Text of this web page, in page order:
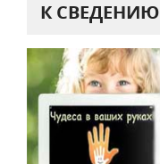
К СВЕДЕНИЮ